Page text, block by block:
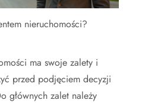
nieruchomości?
ma swoje zalety i
przed podjęciem decyzji
głównych zalet należy